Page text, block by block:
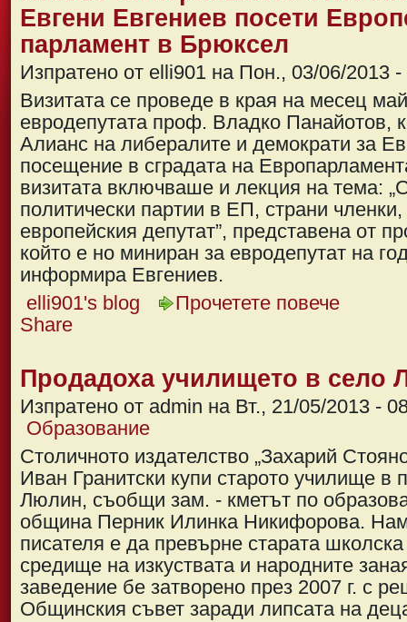
Евгени Евгениев посети
парламент в Брюксел
Изпратено от elli901 на Пон., 03/06/2013 -
Визитата се проведе в края на месец
евродепутата проф. Владко Панайотов,
Алианс на либералите и демократи за
посещение в сградата на
визитата включваше и лекция на тема:
политически партии в ЕП, страни
европейския депутат”, представена от
който е но миниран за евродепутат на
информира Евгениев.
elli901's blog
Прочетете повече
Share
Продадоха училището в село
Изпратено от admin на Вт., 21/05/2013 -
Образование
Столичното издателство „Захарий
Иван Гранитски купи старото училище в
Люлин, съобщи зам. - кметът по
община Перник Илинка Никифорова.
писателя е да превърне старата школска
средище на изкуствата и народните
заведение бе затворено през 2007 г. с
Общинския съвет заради липсата на